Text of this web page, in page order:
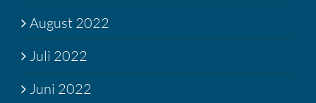
August 2022
Juli 2022
Juni 2022